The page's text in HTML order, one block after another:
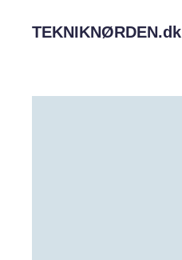
TEKNIKNØRDEN.dk